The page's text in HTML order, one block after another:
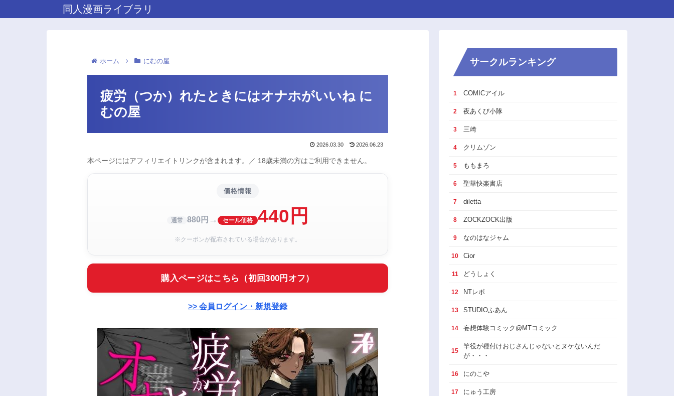
同人漫画ライブラリ
ホーム にむの屋
疲労（つか）れたときにはオナホがいいね に
むの屋
2026.03.30 2026.06.23
本ページにはアフィリエイトリンクが含まれます。／ 18歳未満の方はご利用できません。
価格情報
通常 880円→ セール価格 440円
※クーポンが配布されている場合があります。
購入ページはこちら（初回300円オフ）
>> 会員ログイン・新規登録
サークルランキング
1 COMICアイル
2 夜あくび小隊
3 三崎
4 クリムゾン
5 ももまろ
6 聖華快楽書店
7 diletta
8 ZOCKZOCK出版
9 なのはなジャム
10 Cior
11 どうしょく
12 NTレボ
13 STUDIOふあん
14 妄想体験コミック@MTコミック
15
竿役が種付けおじさんじゃないとヌケないんだ
が・・・
16 にのこや
17 にゅう工房